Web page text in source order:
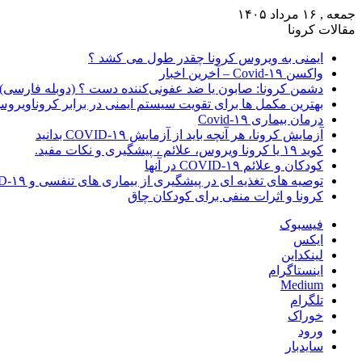
جمعه , ۱۶ مرداد ۱۴۰۵
مقالات کرونا
ایمنی به ویروس کرونا چقدر طول می کشد ؟
واکسن Covid-۱۹ – آخرین اخبار
دشمن کرونا: صابون یا ضد عفونی‌کننده دست ؟ (دوبله فارسی)
بهترین مکمل ها برای تقویت سیستم ایمنی در برابر
درمان بیماری Covid-۱۹
آزمایش کرونا، هر آنچه باید از آزمایش COVID-۱۹ بدانید
کوید ۱۹ یا کرونا ویروس، علائم ، پیشگیری و نکات مفید.
کودکان و علائم COVID-۱۹ در آنها
توصیه های تغذیه ای در پیشگیری از بیماری های تنفسی و COVID-۱۹
کرونا و اثرات منفی برای کودکان چاق
فیسبوک
ایکس
لینکداین
اینستاگرام
Medium
تلگرام
خوراک
ورود
سایدبار